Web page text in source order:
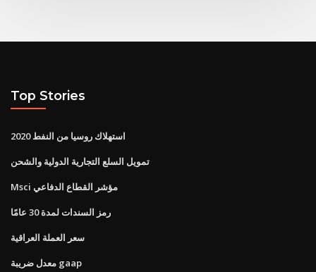
Top Stories
استهلاك روسيا من النفط 2020
تمويل السلع التجارية الدولية والشحن
Msci مؤشر القطاع الدفاعي
رمز السندات لمدة 30 عامًا
سعر العملة العراقية
معدل ضريبة gaap